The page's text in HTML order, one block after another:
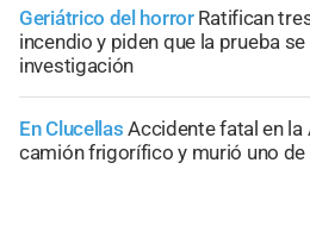
Geriátrico del horror Ratifican
incendio y piden que la prueba
investigación
En Clucellas Accidente fatal en la
camión frigorífico y murió uno